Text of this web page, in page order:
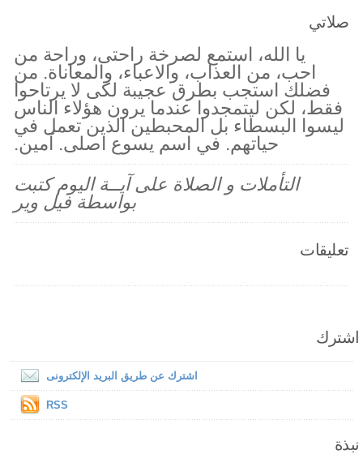
صلاتي
يا الله، استمع لصرخة راحتى، وراحة من
احب، من العذاب، والاعباء، والمعاناة. من
فضلك استجب بطرق عجيبة لكى لا يرتاحوا
فقط، لكن ليتمجدوا عندما يرون هؤلاء الناس
ليسوا البسطاء بل المحبطين الذين تعمل في
حياتهم. في اسم يسوع اصلى. آمين.
التأملات و الصلاة على آيــة اليوم كتبت
بواسطة فيل وير
تعليقات
اشترك
اشترك عن طريق البريد الإلكترونى
RSS
نبذة